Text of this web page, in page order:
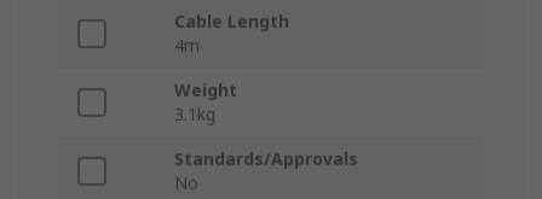
Cable Length
4m
Weight
3.1kg
Standards/Approvals
No